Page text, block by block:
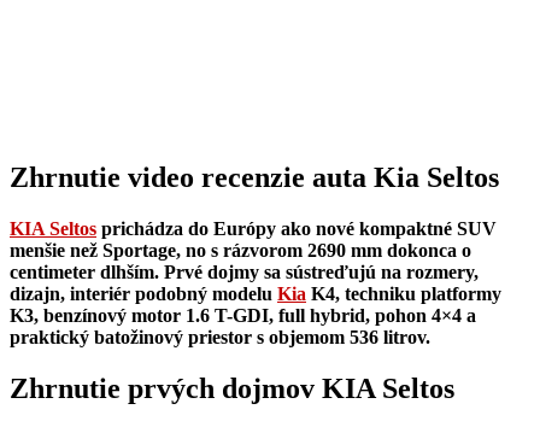
Zhrnutie video recenzie auta Kia Seltos
KIA Seltos prichádza do Európy ako nové kompaktné SUV
menšie než Sportage, no s rázvorom 2690 mm dokonca o
centimeter dlhším. Prvé dojmy sa sústreďujú na rozmery,
dizajn, interiér podobný modelu Kia K4, techniku platformy
K3, benzínový motor 1.6 T-GDI, full hybrid, pohon 4×4 a
praktický batožinový priestor s objemom 536 litrov.
Zhrnutie prvých dojmov KIA Seltos